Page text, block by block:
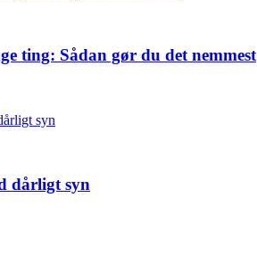
ting: Sådan gør du det nemmest
dårligt syn